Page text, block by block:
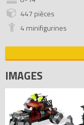
447 pièces
4 minifigurines
IMAGES